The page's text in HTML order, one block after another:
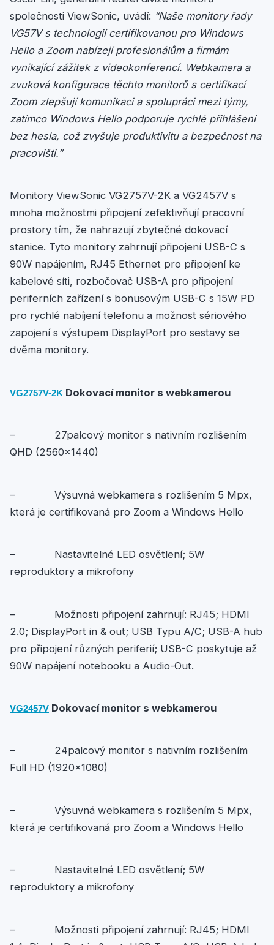
společnosti ViewSonic, uvádí: “Naše monitory řady
VG57V s technologií certifikovanou pro Windows
Hello a Zoom nabízejí profesionálům a firmám
vynikající zážitek z videokonferencí. Webkamera a
zvuková konfigurace těchto monitorů s certifikací
Zoom zlepšují komunikaci a spolupráci mezi týmy,
zatímco Windows Hello podporuje rychlé přihlášení
bez hesla, což zvyšuje produktivitu a bezpečnost na
pracovišti.”
Monitory ViewSonic VG2757V-2K a VG2457V s
mnoha možnostmi připojení zefektivňují pracovní
prostory tím, že nahrazují zbytečné dokovací
stanice. Tyto monitory zahrnují připojení USB-C s
90W napájením, RJ45 Ethernet pro připojení ke
kabelové síti, rozbočovač USB-A pro připojení
periferních zařízení s bonusovým USB-C s 15W PD
pro rychlé nabíjení telefonu a možnost sériového
zapojení s výstupem DisplayPort pro sestavy se
dvěma monitory.
VG2757V-2K Dokovací monitor s webkamerou
– 27palcový monitor s nativním rozlišením
QHD (2560×1440)
– Výsuvná webkamera s rozlišením 5 Mpx,
která je certifikovaná pro Zoom a Windows Hello
– Nastavitelné LED osvětlení; 5W
reproduktory a mikrofony
– Možnosti připojení zahrnují: RJ45; HDMI
2.0; DisplayPort in & out; USB Typu A/C; USB-A hub
pro připojení různých periferií; USB-C poskytuje až
90W napájení notebooku a Audio-Out.
VG2457V Dokovací monitor s webkamerou
– 24palcový monitor s nativním rozlišením
Full HD (1920×1080)
– Výsuvná webkamera s rozlišením 5 Mpx,
která je certifikovaná pro Zoom a Windows Hello
– Nastavitelné LED osvětlení; 5W
reproduktory a mikrofony
– Možnosti připojení zahrnují: RJ45; HDMI